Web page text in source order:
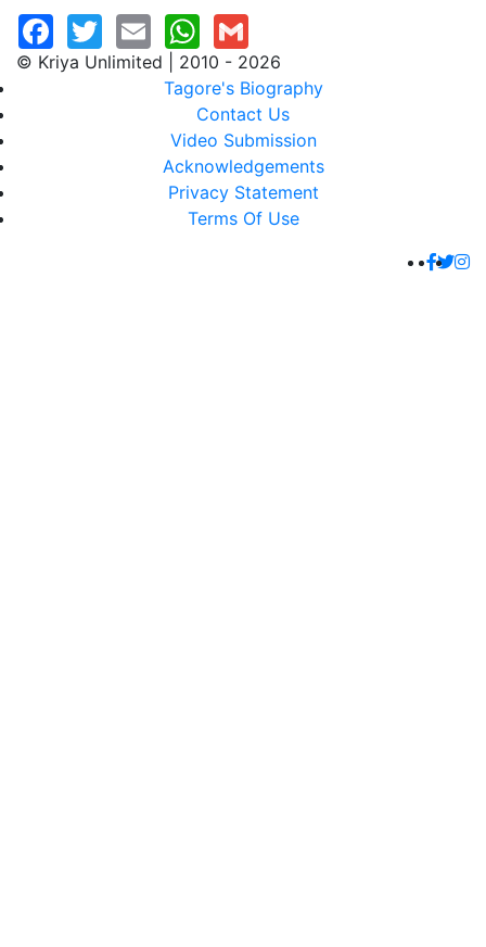
© Kriya Unlimited | 2010 - 2026
Tagore's Biography
Contact Us
Video Submission
Acknowledgements
Privacy Statement
Terms Of Use